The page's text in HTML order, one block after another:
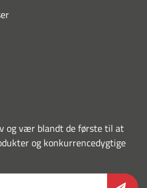
og vær blandt de første til at
og konkurrencedygtige